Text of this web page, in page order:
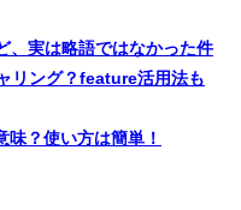
、実は略語ではなかった件
リング？feature活用法も
味？使い方は簡単！